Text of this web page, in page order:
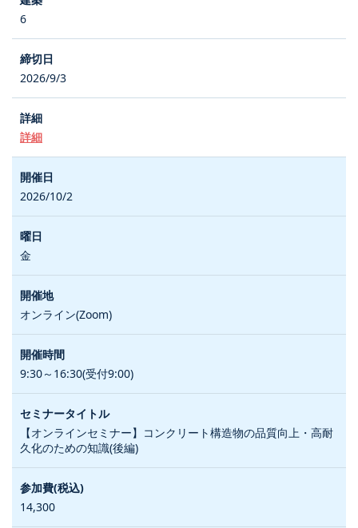
6
2026/9/3
詳細
2026/10/2
金
オンライン(Zoom)
9:30～16:30(受付9:00)
【オンラインセミナー】コンクリート構造物の品質向上・高耐
久化のための知識(後編)
14,300